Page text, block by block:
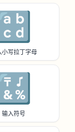
🔡
小写拉丁字母
🔣
输入符号